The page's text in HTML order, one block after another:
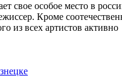
свое особое место в
Кроме
из всех артистов активно